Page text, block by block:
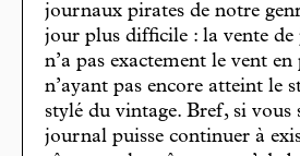
journaux pirates de notre
jour plus difficile : la vente
n’a pas exactement le vent
n’ayant pas encore atteint le
stylé du vintage. Bref, si vous
journal puisse continuer à